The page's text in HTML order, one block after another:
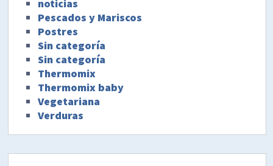
noticias
Pescados y Mariscos
Postres
Sin categoría
Sin categoría
Thermomix
Thermomix baby
Vegetariana
Verduras